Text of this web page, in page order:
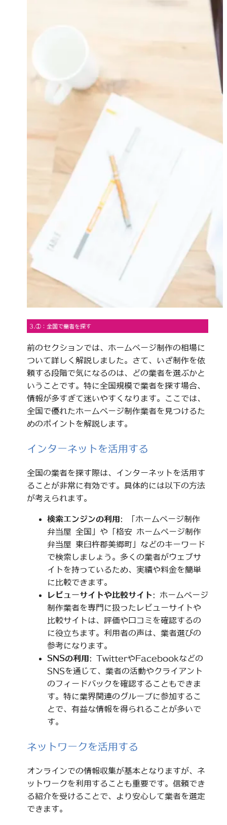
3.①：全国で業者を探す
前のセクションでは、ホームページ制作の相場に
ついて詳しく解説しました。さて、いざ制作を依
頼する段階で気になるのは、どの業者を選ぶかと
いうことです。特に全国規模で業者を探す場合、
情報が多すぎて迷いやすくなります。ここでは、
全国で優れたホームページ制作業者を見つけるた
めのポイントを解説します。
インターネットを活用する
全国の業者を探す際は、インターネットを活用す
ることが非常に有効です。具体的には以下の方法
が考えられます。
検索エンジンの利用 : 「ホームページ制作
弁当屋 全国」や「格安 ホームページ制作
弁当屋 東臼杵郡美郷町」などのキーワード
で検索しましょう。多くの業者がウェブサ
イトを持っているため、実績や料金を簡単
に比較できます。
レビューサイトや比較サイト: ホームページ
制作業者を専門に扱ったレビューサイトや
比較サイトは、評価や口コミを確認するの
に役立ちます。利用者の声は、業者選びの
参考になります。
SNSの利用 : TwitterやFacebookなどの
SNSを通じて、業者の活動やクライアント
のフィードバックを確認することもできま
す。特に業界関連のグループに参加するこ
とで、有益な情報を得られることが多いで
す。
ネットワークを活用する
オンラインでの情報収集が基本となりますが、ネ
ットワークを利用することも重要です。信頼でき
る紹介を受けることで、より安心して業者を選定
できます。